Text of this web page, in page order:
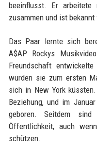
beeinflusst. Er
zusammen und ist
Das Paar lernte sich
A$AP Rockys
Freundschaft
wurden sie zum ersten
sich in New York
Beziehung, und im
geboren. Seitdem
Öffentlichkeit, auch
schützen.